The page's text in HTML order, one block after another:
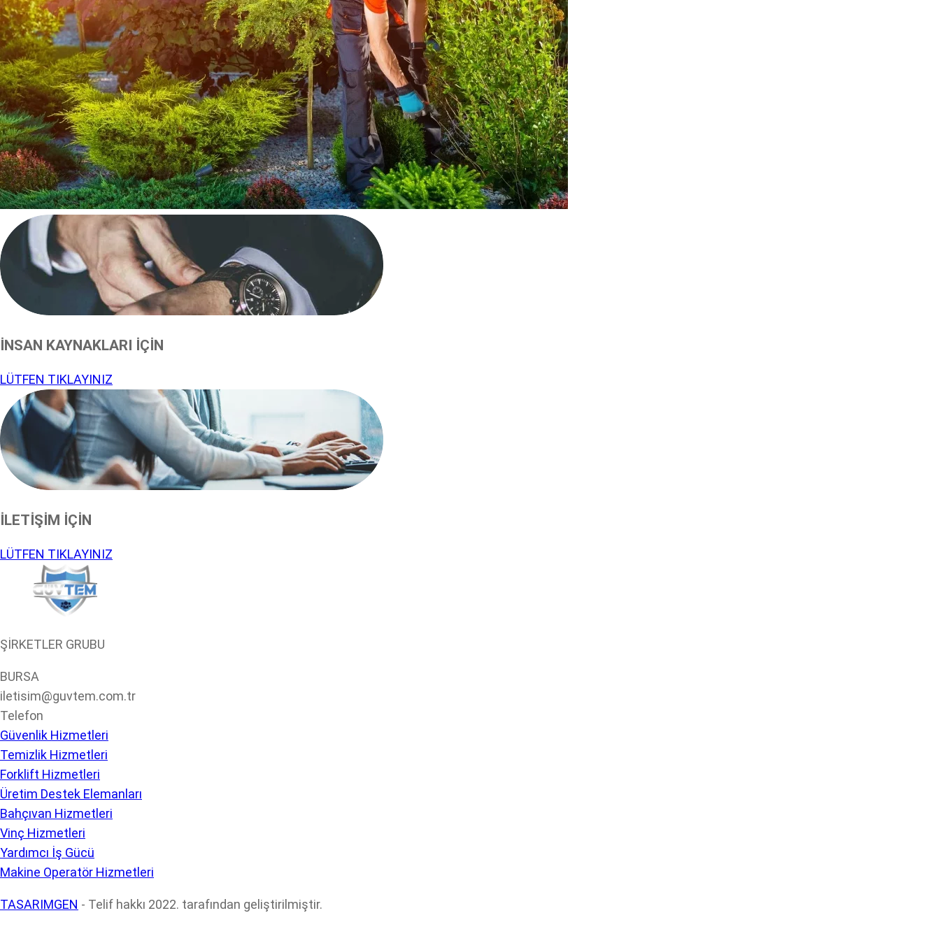
İNSAN KAYNAKLARI İÇİN
LÜTFEN TIKLAYINIZ
İLETİŞİM İÇİN
LÜTFEN TIKLAYINIZ
ŞİRKETLER GRUBU
BURSA
iletisim@guvtem.com.tr
Telefon
Güvenlik Hizmetleri
Temizlik Hizmetleri
Forklift Hizmetleri
Üretim Destek Elemanları
Bahçıvan Hizmetleri
Vinç Hizmetleri
Yardımcı İş Gücü
Makine Operatör Hizmetleri
TASARIMGEN - Telif hakkı 2022. tarafından geliştirilmiştir.